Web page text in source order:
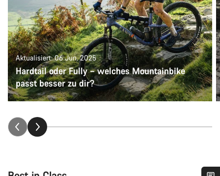
Aktualisiert: 06 Jun. 2025
Hardtail oder Fully – welches Mountainbike
passt besser zu dir?